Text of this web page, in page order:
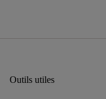
Outils utiles